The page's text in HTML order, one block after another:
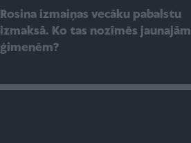
Rosina izmaiņas vecāku pabalstu
izmaksā. Ko tas nozīmēs jaunajām
ģimenēm?